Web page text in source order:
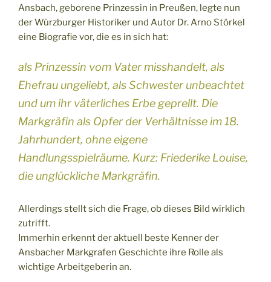
Ansbach, geborene Prinzessin in Preußen, legte nun
der Würzburger Historiker und Autor Dr. Arno Störkel
eine Biografie vor, die es in sich hat:
als Prinzessin vom Vater misshandelt, als
Ehefrau ungeliebt, als Schwester unbeachtet
und um ihr väterliches Erbe geprellt. Die
Markgräfin als Opfer der Verhältnisse im 18.
Jahrhundert, ohne eigene
Handlungsspielräume. Kurz: Friederike Louise,
die unglückliche Markgräfin.
Allerdings stellt sich die Frage, ob dieses Bild wirklich
zutrifft.
Immerhin erkennt der aktuell beste Kenner der
Ansbacher Markgrafen Geschichte ihre Rolle als
wichtige Arbeitgeberin an.